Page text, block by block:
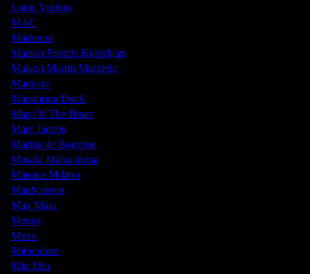
Louis Vuitton
MAC
Madonna
Maison Francis Kurkdjian
Maison Martin Margiela
Mancera
Mandarina Duck
Map Of The Heart
Marc Jacobs
Marina de Bourbon
Masaki Matsushima
Masque Milano
Mauboussin
Max Mara
Memo
Mexx
Miraculum
Miu Miu